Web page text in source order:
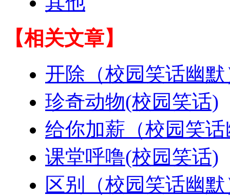
【相关文章】
开除（校园笑话幽默
珍奇动物(校园笑话)
给你加薪（校园笑
课堂呼噜(校园笑话)
区别（校园笑话幽